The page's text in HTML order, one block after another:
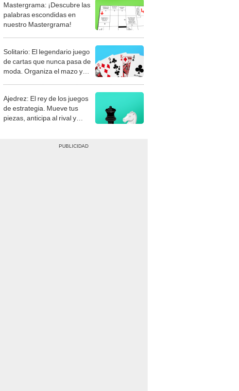
Mastergrama: ¡Descubre las
palabras escondidas en
nuestro Mastergrama!
Solitario: El legendario juego
de cartas que nunca pasa de
moda. Organiza el mazo y
Ajedrez: El rey de los juegos
de estrategia. Mueve tus
piezas, anticipa al rival y